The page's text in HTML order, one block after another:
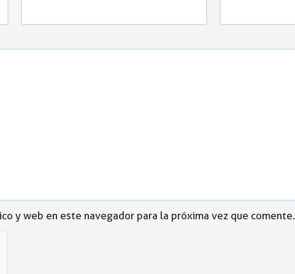
y web en este navegador para la próxima vez que comente.